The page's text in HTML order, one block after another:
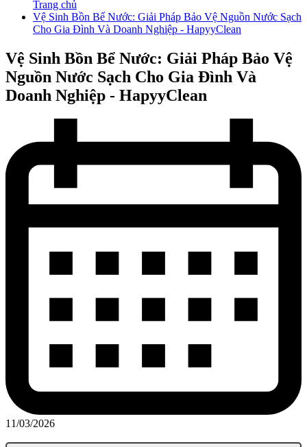
Trang chủ
Vệ Sinh Bồn Bể Nước: Giải Pháp Bảo Vệ Nguồn Nước Sạch
Cho Gia Đình Và Doanh Nghiệp - HapyyClean
Vệ Sinh Bồn Bể Nước: Giải Pháp Bảo Vệ
Nguồn Nước Sạch Cho Gia Đình Và
Doanh Nghiệp - HapyyClean
11/03/2026